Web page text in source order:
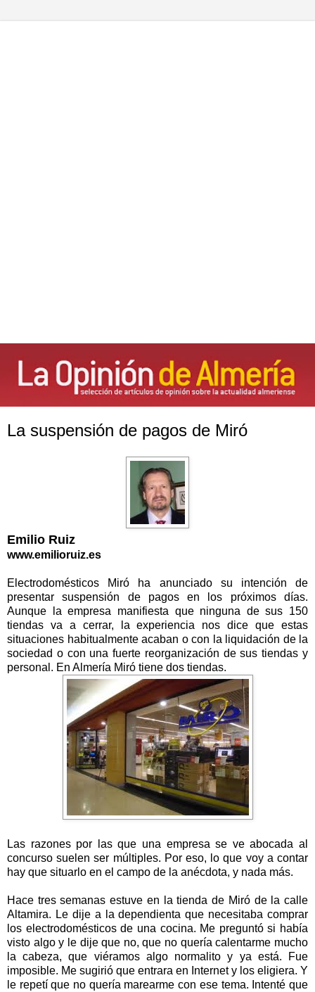
La suspensión de pagos de Miró
Emilio Ruiz
www.emilioruiz.es
Electrodomésticos Miró ha anunciado su intención de
presentar suspensión de pagos en los próximos días.
Aunque la empresa manifiesta que ninguna de sus 150
tiendas va a cerrar, la experiencia nos dice que estas
situaciones habitualmente acaban o con la liquidación de la
sociedad o con una fuerte reorganización de sus tiendas y
personal. En Almería Miró tiene dos tiendas.
Las razones por las que una empresa se ve abocada al
concurso suelen ser múltiples. Por eso, lo que voy a contar
hay que situarlo en el campo de la anécdota, y nada más.
Hace tres semanas estuve en la tienda de Miró de la calle
Altamira. Le dije a la dependienta que necesitaba comprar
los electrodomésticos de una cocina. Me preguntó si había
visto algo y le dije que no, que no quería calentarme mucho
la cabeza, que viéramos algo normalito y ya está. Fue
imposible. Me sugirió que entrara en Internet y los eligiera. Y
le repetí que no quería marearme con ese tema. Intenté que